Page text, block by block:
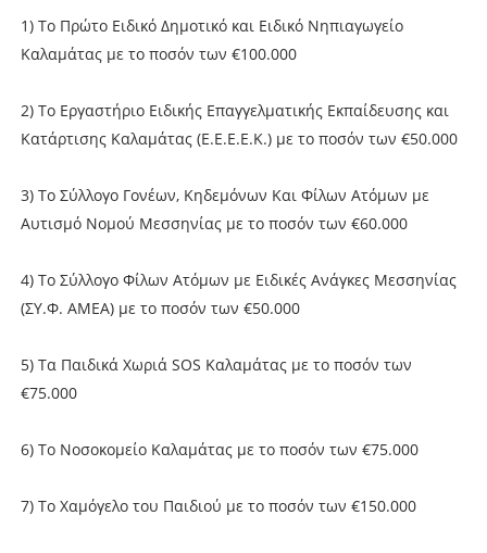
1) Το Πρώτο Ειδικό Δημοτικό και Ειδικό Νηπιαγωγείο
Καλαμάτας με το ποσόν των €100.000
2) Το Εργαστήριο Ειδικής Επαγγελματικής Εκπαίδευσης και
Κατάρτισης Καλαμάτας (Ε.Ε.Ε.Ε.Κ.) με το ποσόν των €50.000
3) Το Σύλλογο Γονέων, Κηδεμόνων Και Φίλων Ατόμων με
Αυτισμό Νομού Μεσσηνίας με το ποσόν των €60.000
4) Το Σύλλογο Φίλων Ατόμων με Ειδικές Ανάγκες Μεσσηνίας
(ΣΥ.Φ. ΑΜΕΑ) με το ποσόν των €50.000
5) Τα Παιδικά Χωριά SOS Καλαμάτας με το ποσόν των
€75.000
6) Το Νοσοκομείο Καλαμάτας με το ποσόν των €75.000
7) Το Χαμόγελο του Παιδιού με το ποσόν των €150.000